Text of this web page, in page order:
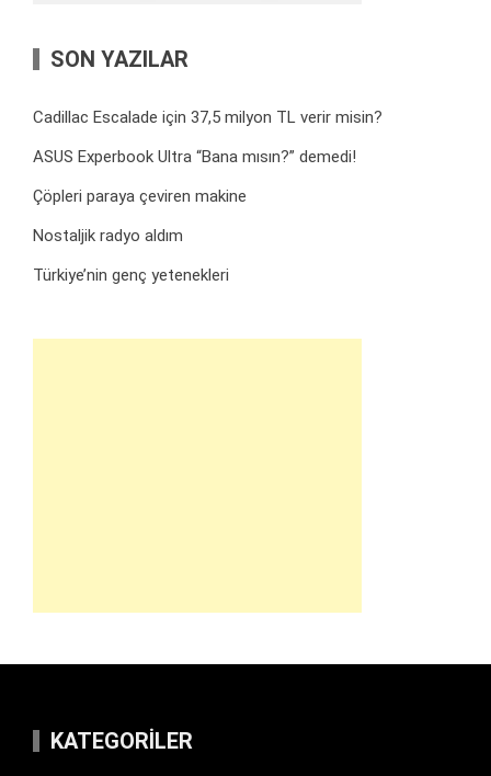
SON YAZILAR
Cadillac Escalade için 37,5 milyon TL verir misin?
ASUS Experbook Ultra “Bana mısın?” demedi!
Çöpleri paraya çeviren makine
Nostaljik radyo aldım
Türkiye’nin genç yetenekleri
KATEGORILER